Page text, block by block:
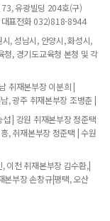
유광빌딩 204호(구)
대표전화 032)818-8944
, 성남시, 안양시, 화성시,
청, 경기도교육청 본청 및 각
취재본부장 이분희 |
, 광주 취재본부장 조병춘 |
| 강원 취재본부장 정준택
, 취재본부장 정준택 | 수원
이천 취재본부장 김수환,|
본부장 손창규|평택, 오산